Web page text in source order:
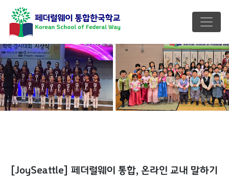
[JoySeattle] 페더럴웨이 통합, 온라인 교내 말하기